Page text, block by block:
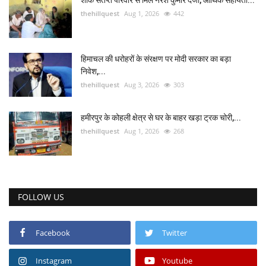
thehillquest Aug 1, 2026 442
हिमाचल की धरोहरों के संरक्षण पर मोदी सरकार का बड़ा
निवेश,...
thehillquest Aug 3, 2026 303
हमीरपुर के कोहली क्षेत्र से घर के बाहर खड़ा ट्रक चोरी,...
thehillquest Aug 1, 2026 268
FOLLOW US
Facebook Twitter
Instagram Youtube